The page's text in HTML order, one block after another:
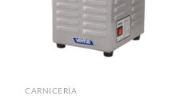
CARNICERÍA